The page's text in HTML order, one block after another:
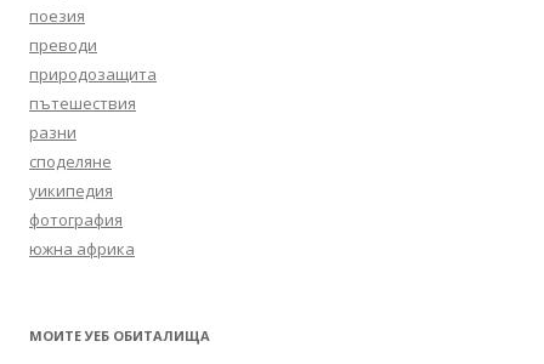
поезия
преводи
природозащита
пътешествия
разни
споделяне
уикипедия
фотография
южна африка
МОИТЕ УЕБ ОБИТАЛИЩА